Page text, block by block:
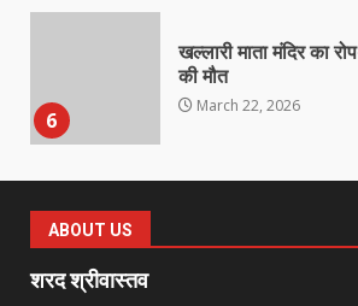
6
खल्लारी माता मंदिर का
की मौत
March 22, 2026
7
ABOUT US
शरद श्रीवास्तव